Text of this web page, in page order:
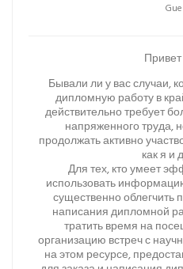
Бывали ли у вас случаи,
дипломную работу в
действительно требует
напряженного труда,
продолжать активно
как я и
Для тех, кто умеет
использовать
существенно облегчить
написания дипломной
тратить время на
организацию встреч с
на этом ресурсе,